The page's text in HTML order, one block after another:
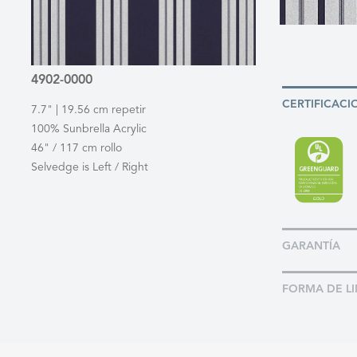
4902-0000
7.7" | 19.56 cm repetir
100% Sunbrella Acrylic
46" / 117 cm rollo
Selvedge is Left / Right
GARANTÍA
FORMA DE